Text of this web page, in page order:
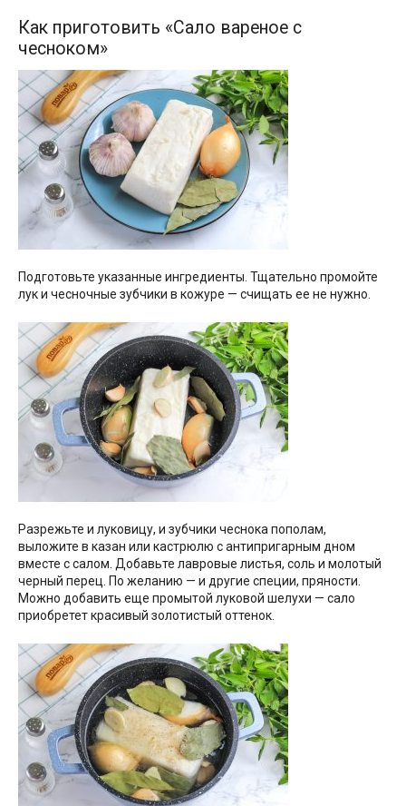
Как приготовить «Сало вареное с
чесноком»
Подготовьте указанные ингредиенты. Тщательно промойте
лук и чесночные зубчики в кожуре — счищать ее не нужно.
Разрежьте и луковицу, и зубчики чеснока пополам,
выложите в казан или кастрюлю с антипригарным дном
вместе с салом. Добавьте лавровые листья, соль и молотый
черный перец. По желанию — и другие специи, пряности.
Можно добавить еще промытой луковой шелухи — сало
приобретет красивый золотистый оттенок.